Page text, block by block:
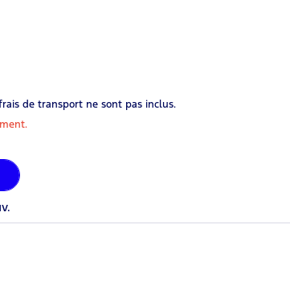
de transport ne sont pas inclus.